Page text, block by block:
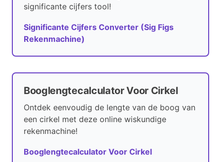
significante cijfers tool!
Significante Cijfers Converter (Sig Figs
Rekenmachine)
Booglengtecalculator Voor Cirkel
Ontdek eenvoudig de lengte van de boog van
een cirkel met deze online wiskundige
rekenmachine!
Booglengtecalculator Voor Cirkel